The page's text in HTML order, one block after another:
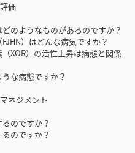
価
のようなものがあるのですか？
）はどんな病気ですか？
XOR）の活性上昇は病態と関係
な病態ですか？
ネジメント
のですか？
のですか？